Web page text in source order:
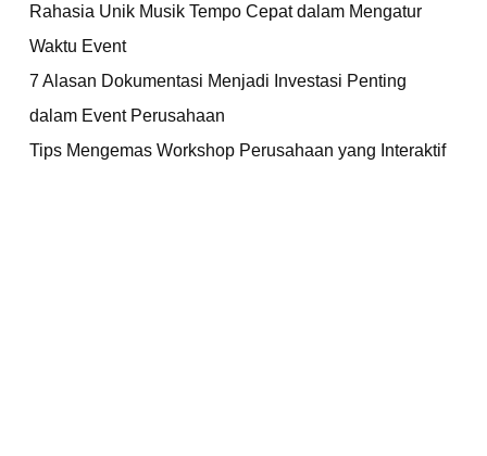
Rahasia Unik Musik Tempo Cepat dalam Mengatur
Waktu Event
7 Alasan Dokumentasi Menjadi Investasi Penting
dalam Event Perusahaan
Tips Mengemas Workshop Perusahaan yang Interaktif